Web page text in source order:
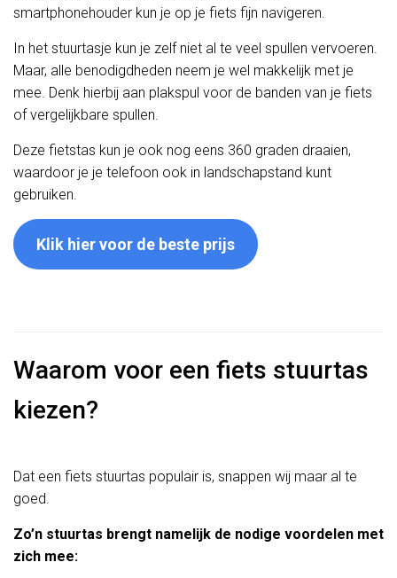
smartphonehouder kun je op je fiets fijn navigeren.
In het stuurtasje kun je zelf niet al te veel spullen vervoeren.
Maar, alle benodigdheden neem je wel makkelijk met je
mee. Denk hierbij aan plakspul voor de banden van je fiets
of vergelijkbare spullen.
Deze fietstas kun je ook nog eens 360 graden draaien,
waardoor je je telefoon ook in landschapstand kunt
gebruiken.
Klik hier voor de beste prijs
Waarom voor een fiets stuurtas
kiezen?
Dat een fiets stuurtas populair is, snappen wij maar al te
goed.
Zo’n stuurtas brengt namelijk de nodige voordelen met
zich mee: